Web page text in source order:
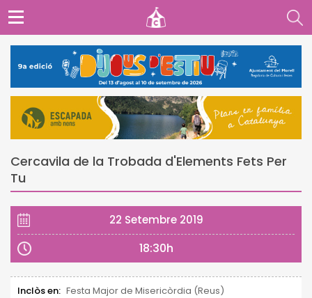
Cercavila de la Trobada d'Elements Fets Per
Tu
22 Setembre 2019
18:30h
Inclòs en: Festa Major de Misericòrdia (Reus)